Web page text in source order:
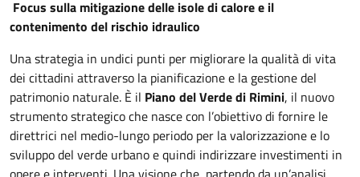
Descrizione
Focus sulla mitigazione delle isole di calore e il
contenimento del rischio idraulico
Una strategia in undici punti per migliorare la qualità di vita
dei cittadini attraverso la pianificazione e la gestione del
patrimonio naturale. È il Piano del Verde di Rimini, il nuovo
strumento strategico che nasce con l’obiettivo di fornire le
direttrici nel medio-lungo periodo per la valorizzazione e lo
sviluppo del verde urbano e quindi indirizzare investimenti in